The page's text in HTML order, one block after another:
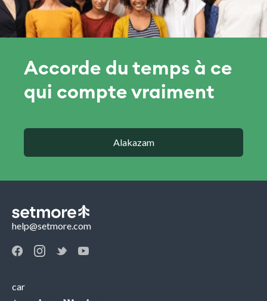
Accorde du temps à ce
qui compte vraiment
Alakazam
help@setmore.com
car